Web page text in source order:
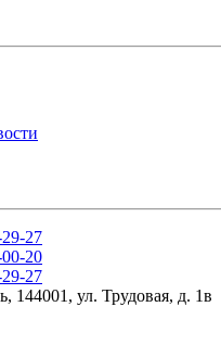
27
20
27
144001, ул. Трудовая, д. 1в